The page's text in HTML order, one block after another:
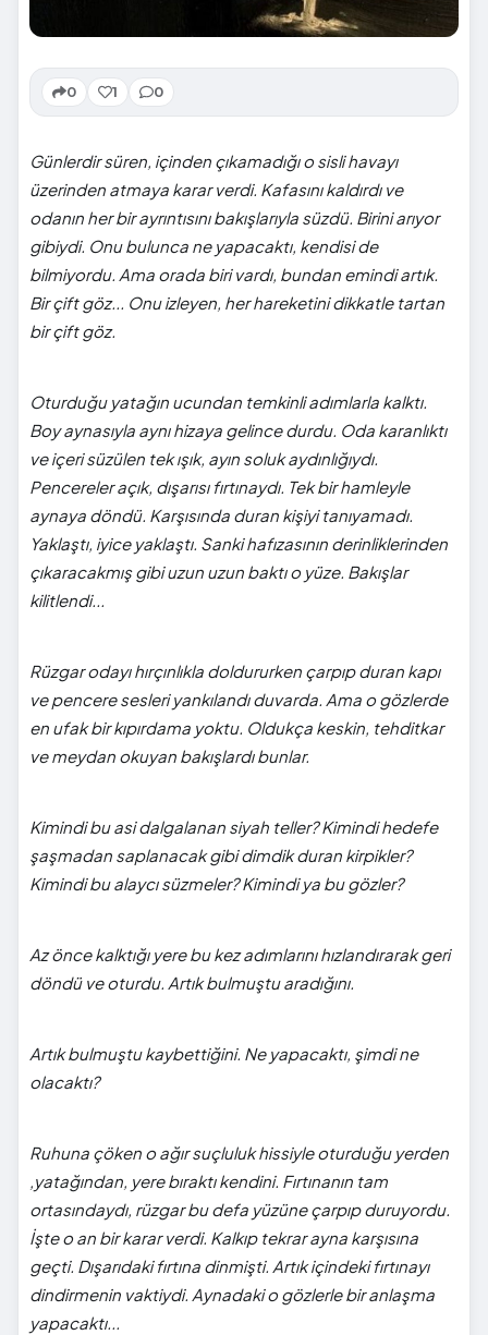
0 1 0
Günlerdir süren, içinden çıkamadığı o sisli havayı
üzerinden atmaya karar verdi. Kafasını kaldırdı ve
odanın her bir ayrıntısını bakışlarıyla süzdü. Birini arıyor
gibiydi. Onu bulunca ne yapacaktı, kendisi de
bilmiyordu. Ama orada biri vardı, bundan emindi artık.
Bir çift göz... Onu izleyen, her hareketini dikkatle tartan
bir çift göz.
​Oturduğu yatağın ucundan temkinli adımlarla kalktı.
Boy aynasıyla aynı hizaya gelince durdu. Oda karanlıktı
ve içeri süzülen tek ışık, ayın soluk aydınlığıydı.
Pencereler açık, dışarısı fırtınaydı. Tek bir hamleyle
aynaya döndü. Karşısında duran kişiyi tanıyamadı.
Yaklaştı, iyice yaklaştı. Sanki hafızasının derinliklerinden
çıkaracakmış gibi uzun uzun baktı o yüze. Bakışlar
kilitlendi...
​Rüzgar odayı hırçınlıkla doldururken çarpıp duran kapı
ve pencere sesleri yankılandı duvarda. Ama o gözlerde
en ufak bir kıpırdama yoktu. Oldukça keskin, tehditkar
ve meydan okuyan bakışlardı bunlar.
​Kimindi bu asi dalgalanan siyah teller? Kimindi hedefe
şaşmadan saplanacak gibi dimdik duran kirpikler?
Kimindi bu alaycı süzmeler? Kimindi ya bu gözler?
​Az önce kalktığı yere bu kez adımlarını hızlandırarak geri
döndü ve oturdu. Artık bulmuştu aradığını.
Artık bulmuştu kaybettiğini. Ne yapacaktı, şimdi ne
olacaktı?
Ruhuna çöken o ağır suçluluk hissiyle oturduğu yerden
,yatağından, yere bıraktı kendini. Fırtınanın tam
ortasındaydı, rüzgar bu defa yüzüne çarpıp duruyordu.
İşte o an bir karar verdi. Kalkıp tekrar ayna karşısına
geçti. Dışarıdaki fırtına dinmişti. Artık içindeki fırtınayı
dindirmenin vaktiydi. Aynadaki o gözlerle bir anlaşma
yapacaktı...